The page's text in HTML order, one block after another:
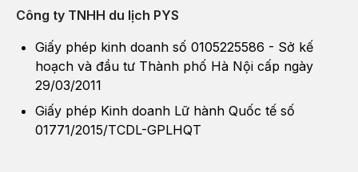
Công ty TNHH du lịch PYS
Giấy phép kinh doanh số 0105225586 - Sở kế
hoạch và đầu tư Thành phố Hà Nội cấp ngày
29/03/2011
Giấy phép Kinh doanh Lữ hành Quốc tế số
01771/2015/TCDL-GPLHQT